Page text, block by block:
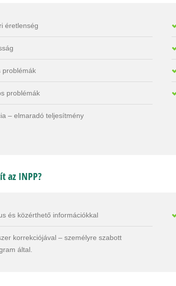
éretlenség
problémák
problémák
– elmaradó teljesítmény
az INPP?
és közérthető információkkal
korrekciójával – személyre szabott
által.